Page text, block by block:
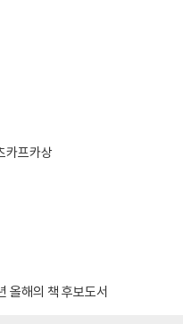
카프카상
올해의 책 후보도서